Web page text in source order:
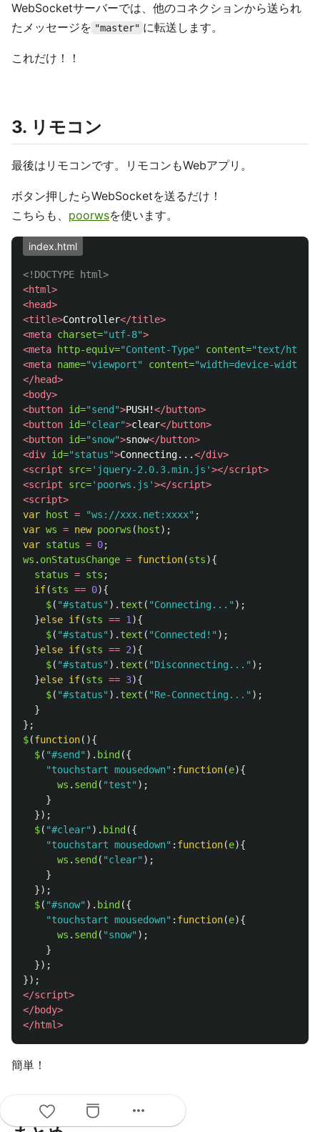
WebSocketサーバーでは、他のコネクションから送られ
たメッセージを "master" に転送します。
これだけ！！
3. リモコン
最後はリモコンです。リモコンもWebアプリ。
ボタン押したらWebSocketを送るだけ！
こちらも、 poorwsを使います。
index.html
<!DOCTYPE html>
<html>
<head>
<title>Controller</title>
<meta charset="utf-8">
<meta
http-equiv="Content-Type" content="text/html;
<meta name="viewport" content="width=device-width,
</head>
<body>
<button id="send">PUSH!</button>
<button id="clear">clear</button>
<button id="snow">snow</button>
<div id="status">Connecting...</div>
<script src='jquery-2.0.3.min.js'></script>
<script src='poorws.js'></script>
<script>
var
host = "ws://xxx.net:xxxx" ;
var ws = new poorws ( host);
var status = 0;
ws . onStatusChange = function(sts){
status = sts ;
if(sts == 0){
$( "#status" ). text ( "Connecting... " );
}else if(sts == 1 ){
$( "#status" ). text ( "Connected! " );
}else if(sts == 2){
$( "#status" ). text ( "Disconnecting... " );
}else if(sts == 3){
$( "#status" ). text ( "Re-Connecting... " );
}
};
$(function(){
$( "#send " ). bind ({
"touchstart mousedown" : function(e){
ws . send ( "test" );
}
});
$( "#clear" ). bind ({
"touchstart mousedown" : function(e){
ws . send ( "clear" );
}
});
$( "#snow" ). bind ({
"touchstart mousedown" : function(e){
ws . send ( "snow" );
}
});
});
</script>
</body>
</html>
簡単！
more_horiz